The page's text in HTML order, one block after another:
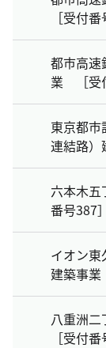
［受付番
都市高速
業 ［受
東京都
連結路）
六本木
番号387］
イオン東
建築事業
八重洲
［受付番